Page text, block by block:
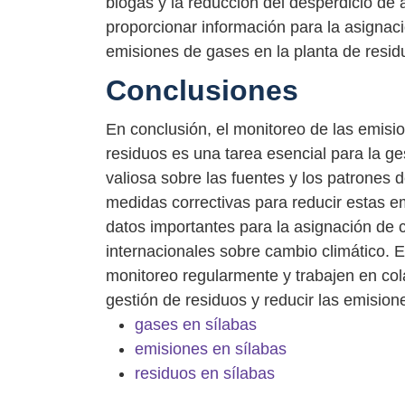
proporcionar información para la
emisiones de gases en la planta de
Conclusiones
En conclusión, el monitoreo de las
residuos es una tarea esencial para la
valiosa sobre las fuentes y los patrones
medidas correctivas para reducir estas
datos importantes para la asignación de
internacionales sobre cambio climático.
monitoreo regularmente y trabajen en
gestión de residuos y reducir las
gases en sílabas
emisiones en sílabas
residuos en sílabas